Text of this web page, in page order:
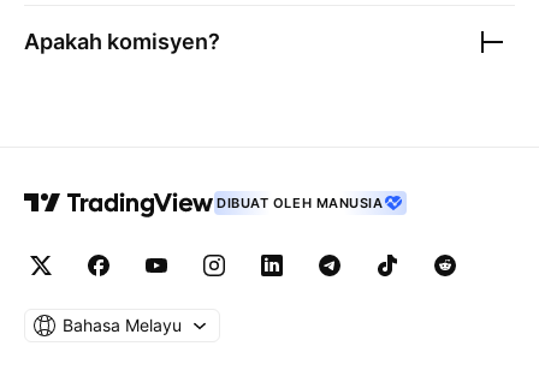
Apakah komisyen?
DIBUAT OLEH MANUSIA
Bahasa Melayu